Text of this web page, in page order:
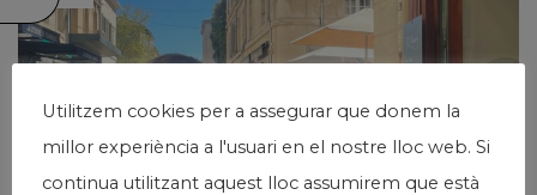
Utilitzem cookies per a assegurar que donem la
millor experiència a l'usuari en el nostre lloc web. Si
continua utilitzant aquest lloc assumirem que està